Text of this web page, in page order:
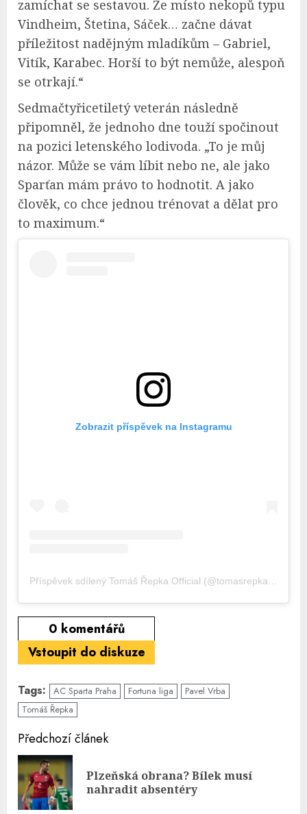
zamíchat se sestavou. Že místo nekopů typu
Vindheim, Štetina, Sáček… začne dávat
příležitost nadějným mladíkům – Gabriel,
Vitík, Karabec. Horší to být nemůže, alespoň
se otrkají.“
Sedmačtyřicetiletý veterán následně
připomněl, že jednoho dne touží spočinout
na pozici letenského lodivoda. „To je můj
názor. Může se vám líbit nebo ne, ale jako
Sparťan mám právo to hodnotit. A jako
člověk, co chce jednou trénovat a dělat pro
to maximum.“
Zobrazit příspěvek na Instagramu
0 komentářů
Vstoupit do diskuze
Tags: AC Sparta Praha Fortuna liga
Pavel Vrba
Tomáš Řepka
Continue
Reading
Předchozí článek
Plzeňská obrana? Bílek musí
nahradit absentéry